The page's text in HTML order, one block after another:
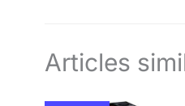
Articles